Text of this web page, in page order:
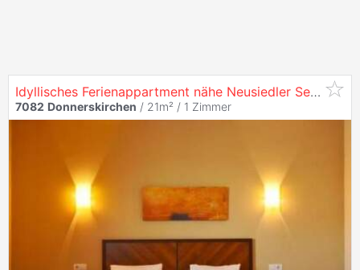
Idyllisches Ferienappartment nähe Neusiedler See und Eisenstadt - 50.000,00
7082 Donnerskirchen / 21m² / 1 Zimmer